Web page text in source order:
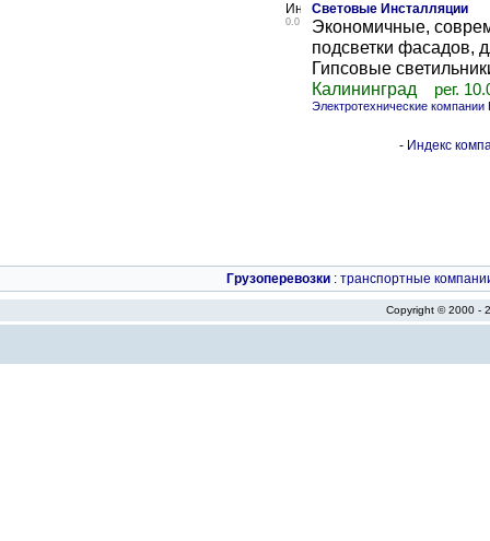
0.0
Световые Инсталляции
Экономичные,
подсветки фасадов,
Гипсовые
Калининград
рег.
Электротехнические компании
- Индекс
Грузоперевозки : транспортные
Copyright © 2000 -